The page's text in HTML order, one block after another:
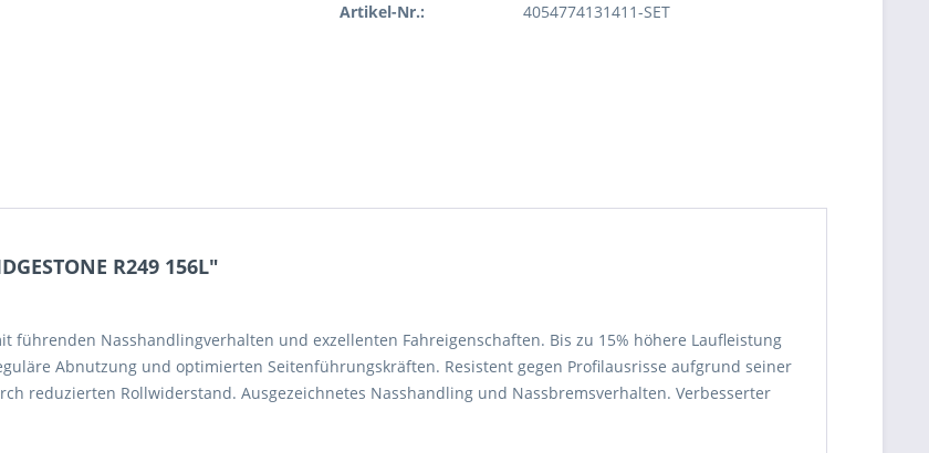
Artikel-Nr.: 4054774131411-SET
R249 156L"
führenden Nasshandlingverhalten und exzellenten Fahreigenschaften. Bis zu 15% höhere Laufleistung
Abnutzung und optimierten Seitenführungskräften. Resistent gegen Profilausrisse aufgrund seiner
reduzierten Rollwiderstand. Ausgezeichnetes Nasshandling und Nassbremsverhalten. Verbesserter